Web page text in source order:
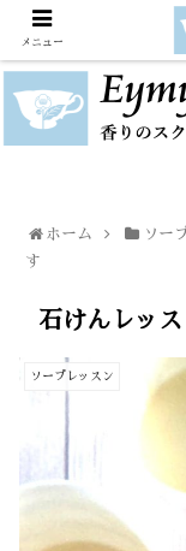
ホーム ソー
す
石けんレッ
ソープレッスン
メニュー